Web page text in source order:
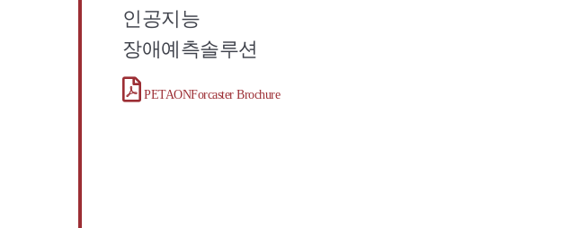
인공지능
장애예측솔루션
PETAONForcaster Brochure